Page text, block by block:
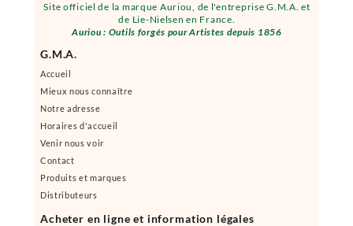
Site officiel de la marque Auriou, de l'entreprise G.M.A. et
de Lie-Nielsen en France.
Auriou : Outils forgés pour Artistes depuis 1856
G.M.A.
Accueil
Mieux nous connaître
Notre adresse
Horaires d'accueil
Venir nous voir
Contact
Produits et marques
Distributeurs
Acheter en ligne et information légales